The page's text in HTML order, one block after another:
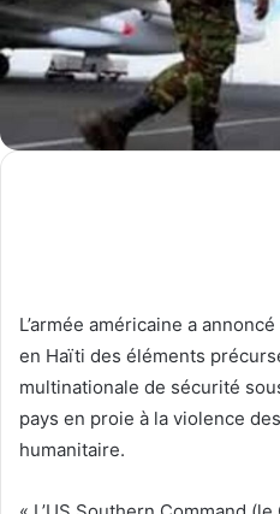
L’armée américaine a
en Haïti des éléments
multinationale de sécurité
pays en proie à la violence
humanitaire.